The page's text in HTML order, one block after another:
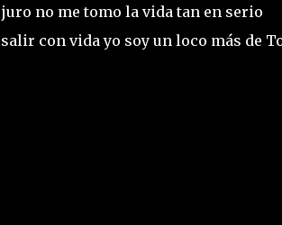
no me tomo la vida tan en serio
salir con vida yo soy un loco más de